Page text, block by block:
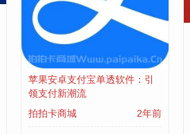
苹果安卓支付宝单透软件：引
领支付新潮流
拍拍卡商城
2年前